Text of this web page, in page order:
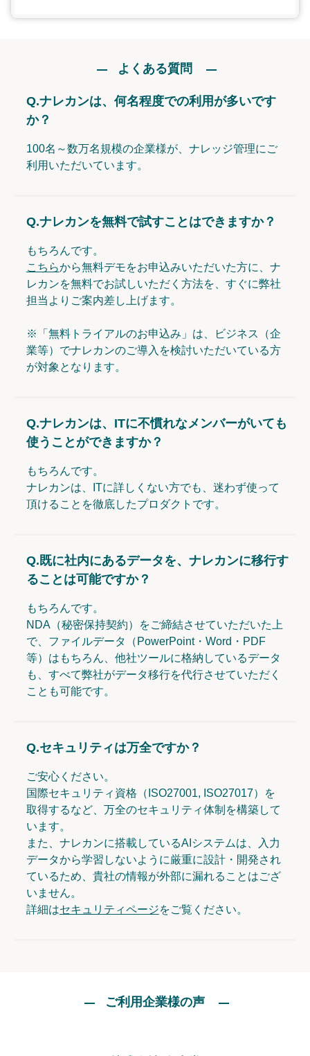
よくある質問
Q.ナレカンは、何名程度での利用が多いです
か？
100名～数万名規模の企業様が、ナレッジ管理にご
利用いただいています。
Q.ナレカンを無料で試すことはできますか？
もちろんです。
こちらから無料デモをお申込みいただいた方に、ナ
レカンを無料でお試しいただく方法を、すぐに弊社
担当よりご案内差し上げます。
※「無料トライアルのお申込み」は、ビジネス（企
業等）でナレカンのご導入を検討いただいている方
が対象となります。
Q.ナレカンは、ITに不慣れなメンバーがいても
使うことができますか？
もちろんです。
ナレカンは、ITに詳しくない方でも、迷わず使って
頂けることを徹底したプロダクトです。
Q.既に社内にあるデータを、ナレカンに移行す
ることは可能ですか？
もちろんです。
NDA（秘密保持契約）をご締結させていただいた上
で、ファイルデータ（PowerPoint・Word・PDF
等）はもちろん、他社ツールに格納しているデータ
も、すべて弊社がデータ移行を代行させていただく
ことも可能です。
Q.セキュリティは万全ですか？
ご安心ください。
国際セキュリティ資格（ISO27001, ISO27017）を
取得するなど、万全のセキュリティ体制を構築して
います。
また、ナレカンに搭載しているAIシステムは、入力
データから学習しないように厳重に設計・開発され
ているため、貴社の情報が外部に漏れることはござ
いません。
詳細はセキュリティページをご覧ください。
ご利用企業様の声